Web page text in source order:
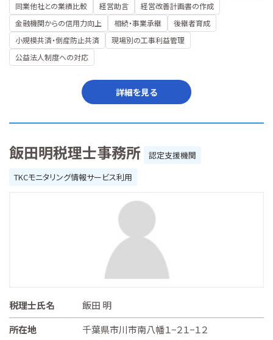
同業他社との業績比較
経営助言
経営改善計画書の作成
金融機関からの信用力向上
相続・事業承継
後継者育成
小規模共済・倒産防止共済
現場別の工事利益管理
公益法人制度への対応
詳細を見る
飯田明税理士事務所
認定支援機関
TKCモニタリング情報サービス利用
税理士氏名
飯田 明
所在地
千葉県市川市南八幡１−２１−１２